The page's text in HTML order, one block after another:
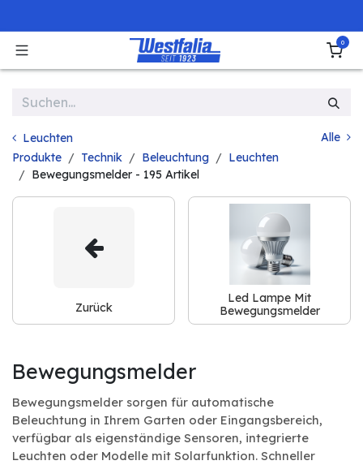
0
Leuchten
Alle
Produkte
Technik Beleuchtung
Leuchten
Bewegungsmelder - 195 Artikel
Zurück
Led Lampe Mit
Bewegungsmelder
Bewegungsmelder
Bewegungsmelder sorgen für automatische
Beleuchtung in Ihrem Garten oder Eingangsbereich,
verfügbar als eigenständige Sensoren, integrierte
Leuchten oder Modelle mit Solarfunktion. Schneller